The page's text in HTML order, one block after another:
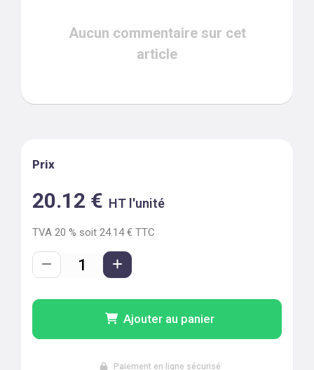
Aucun commentaire sur cet
article
Prix
20.12 € HT l'unité
TVA 20 % soit 24.14 € TTC
Ajouter au panier
Paiement en ligne sécurisé